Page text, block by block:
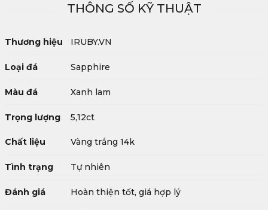
THÔNG SỐ KỸ THUẬT
Thương hiệu IRUBY.VN
Loại đá Sapphire
Màu đá Xanh lam
Trọng lượng 5,12ct
Chất liệu Vàng trắng 14k
Tình trạng Tự nhiên
Đánh giá Hoàn thiện tốt, giá hợp lý